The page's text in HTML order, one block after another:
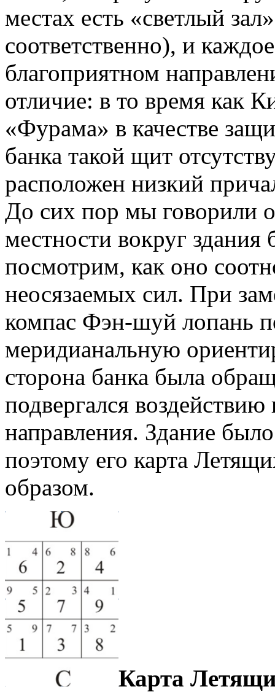
местах есть «светлый
соответственно), и
благоприятном
отличие: в то время как
«Фурама» в качестве
банка такой щит
расположен низкий
До сих пор мы говорили
местности вокруг здания
посмотрим, как оно
неосязаемых сил. При
компас Фэн-шуй лопань
меридианальную
сторона банка была
подвергался
направления. Здание
поэтому его карта
образом.
Карта